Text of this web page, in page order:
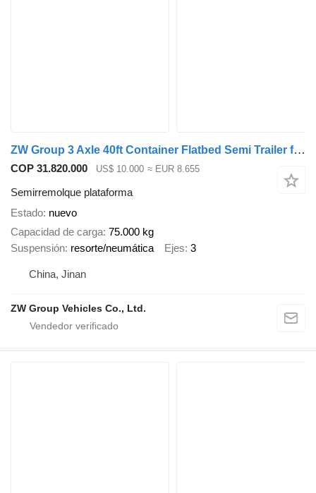
ZW Group 3 Axle 40ft Container Flatbed Semi Trailer for Tanzani
COP 31.820.000 US$ 10.000 ≈ EUR 8.655
Semirremolque plataforma
Estado nuevo
Capacidad de carga 75.000 kg
Suspensión resorte/neumática Ejes 3
China, Jinan
ZW Group Vehicles Co., Ltd.